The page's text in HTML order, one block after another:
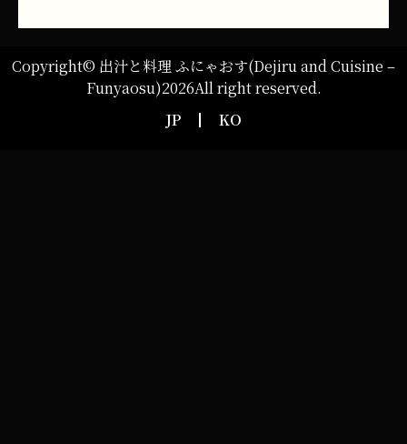
Copyright© 出汁と料理 ふにゃおす(Dejiru and Cuisine –
Funyaosu)2026All right reserved.
JP
KO